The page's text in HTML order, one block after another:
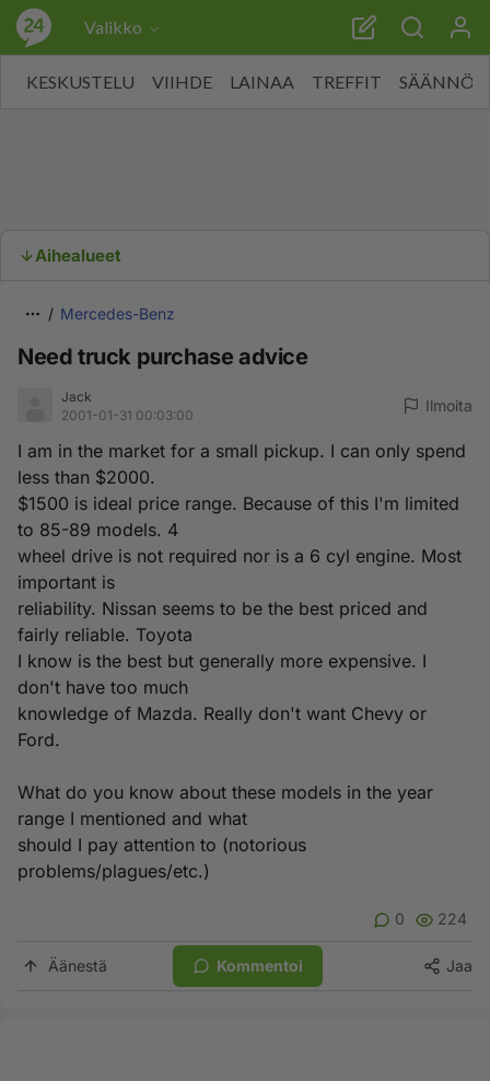
Valikko
KESKUSTELU VIIHDE LAINAA TREFFIT SÄÄNNÖT
Aihealueet
Mercedes-Benz
Need truck purchase advice
Jack
2001-01-31 00:03:00
Ilmoita
I am in the market for a small pickup. I can only spend
less than $2000.
$1500 is ideal price range. Because of this I'm limited
to 85-89 models. 4
wheel drive is not required nor is a 6 cyl engine. Most
important is
reliability. Nissan seems to be the best priced and
fairly reliable. Toyota
I know is the best but generally more expensive. I
don't have too much
knowledge of Mazda. Really don't want Chevy or
Ford.
What do you know about these models in the year
range I mentioned and what
should I pay attention to (notorious
problems/plagues/etc.)
0 224
Äänestä Kommentoi Jaa